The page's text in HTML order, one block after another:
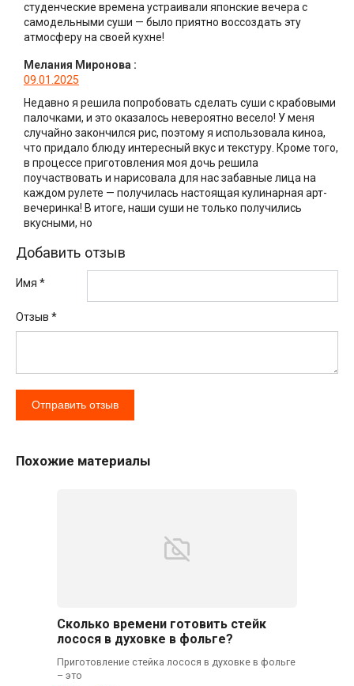
студенческие времена устраивали японские вечера с
самодельными суши — было приятно воссоздать эту
атмосферу на своей кухне!
Мелания Миронова :
09.01.2025
Недавно я решила попробовать сделать суши с крабовыми
палочками, и это оказалось невероятно весело! У меня
случайно закончился рис, поэтому я использовала киноа,
что придало блюду интересный вкус и текстуру. Кроме того,
в процессе приготовления моя дочь решила
поучаствовать и нарисовала для нас забавные лица на
каждом рулете — получилась настоящая кулинарная арт-
вечеринка! В итоге, наши суши не только получились
вкусными, но
Добавить отзыв
Имя *
Отзыв *
Похожие материалы
Сколько времени готовить стейк
лосося в духовке в фольге?
Приготовление стейка лосося в духовке в фольге
– это